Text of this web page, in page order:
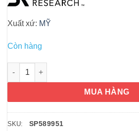
Xuất xứ: MỸ
Còn hàng
Bột Collagen Sports Research
MUA HÀNG
SKU: SP589951